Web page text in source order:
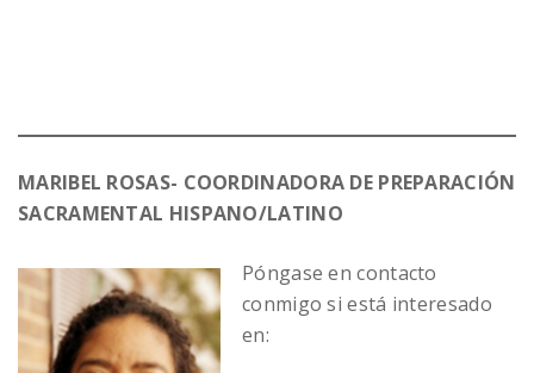
MARIBEL ROSAS- COORDINADORA DE PREPARACIÓN
SACRAMENTAL HISPANO/LATINO
Póngase en contacto
conmigo si está interesado
en: